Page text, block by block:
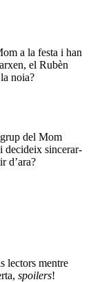
a la festa i han
el Rubèn
noia?
del Mom
decideix sincerar-
d’ara?
lectors mentre
spoilers!